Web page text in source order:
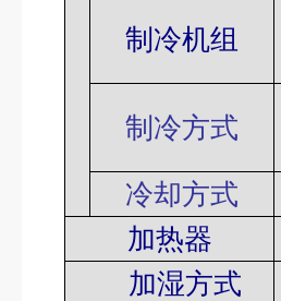
制冷机组
制冷方式
冷却方式
加热器
加湿方式